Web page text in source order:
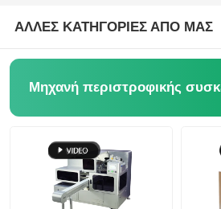
ΑΛΛΕΣ ΚΑΤΗΓΟΡΙΕΣ ΑΠΟ ΜΑΣ
Μηχανή περιστροφικής